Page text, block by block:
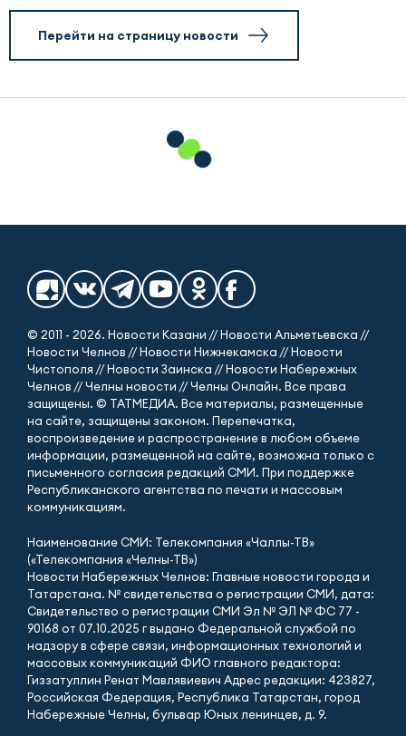
Перейти на страницу новости
© 2011 - 2026. Новости Казани // Новости Альметьевска //
Новости Челнов // Новости Нижнекамска // Новости
Чистополя // Новости Заинска // Новости Набережных
Челнов // Челны новости // Челны Онлайн. Все права
защищены. © ТАТМЕДИА. Все материалы, размещенные
на сайте, защищены законом. Перепечатка,
воспроизведение и распространение в любом объеме
информации, размещенной на сайте, возможна только с
письменного согласия редакций СМИ. При поддержке
Республиканского агентства по печати и массовым
коммуникациям.
Наименование СМИ: Телекомпания «Чаллы-ТВ»
(«Телекомпания «Челны-ТВ»)
Новости Набережных Челнов: Главные новости города и
Татарстана. № свидетельства о регистрации СМИ, дата:
Свидетельство о регистрации СМИ Эл № ЭЛ № ФС 77 -
90168 от 07.10.2025 г выдано Федеральной службой по
надзору в сфере связи, информационных технологий и
массовых коммуникаций ФИО главного редактора:
Гиззатуллин Ренат Мавлявиевич Адрес редакции: 423827,
Российская Федерация, Республика Татарстан, город
Набережные Челны, бульвар Юных ленинцев, д. 9.